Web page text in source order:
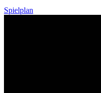
Spielplan